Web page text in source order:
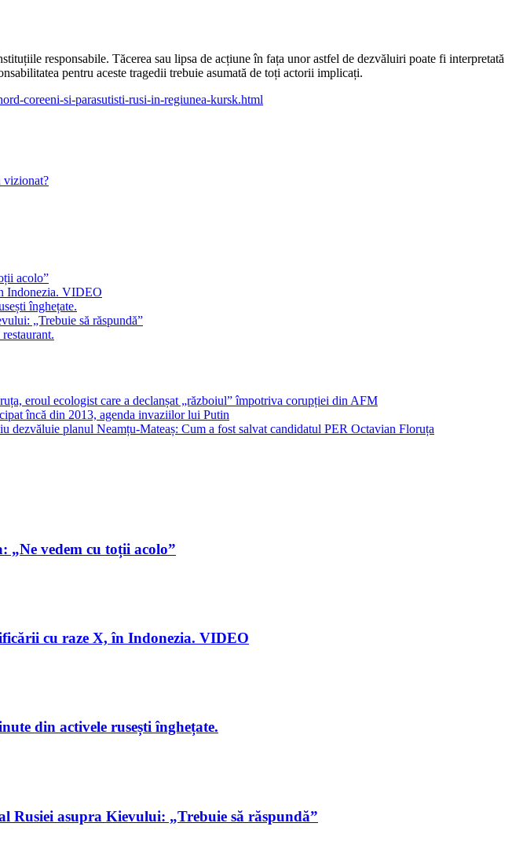
responsabile. Tăcerea sau lipsa de acțiune în fața unor astfel de dezvăluiri poate fi interpretată
pentru aceste tragedii trebuie asumată de toți actorii implicați.
coreeni-si-parasutisti-rusi-in-regiunea-kursk.html
vizionat?
acolo”
Indonezia. VIDEO
înghețate.
„Trebuie să răspundă”
eroul ecologist care a declanșat „războiul” împotriva corupției din AFM
încă din 2013, agenda invaziilor lui Putin
dezvăluie planul Neamțu-Mateaș: Cum a fost salvat candidatul PER Octavian Floruța
„Ne vedem cu toții acolo”
cu raze X, în Indonezia. VIDEO
din activele rusești înghețate.
Rusiei asupra Kievului: „Trebuie să răspundă”